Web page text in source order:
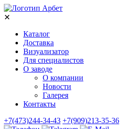
✕
Каталог
Доставка
Визуализатор
Для специалистов
О заводе
О компании
Новости
Галерея
Контакты
+7(473)244-34-43 +7(909)213-35-36